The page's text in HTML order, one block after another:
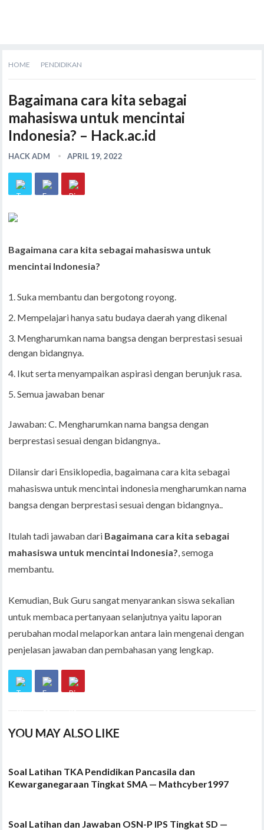
HOME PENDIDIKAN
Bagaimana cara kita sebagai
mahasiswa untuk mencintai
Indonesia? – Hack.ac.id
HACK ADM APRIL 19, 2022
Bagaimana cara kita sebagai mahasiswa untuk
mencintai Indonesia?
Suka membantu dan bergotong royong.
Mempelajari hanya satu budaya daerah yang dikenal
Mengharumkan nama bangsa dengan berprestasi sesuai
dengan bidangnya.
Ikut serta menyampaikan aspirasi dengan berunjuk rasa.
Semua jawaban benar
Jawaban: C. Mengharumkan nama bangsa dengan
berprestasi sesuai dengan bidangnya..
Dilansir dari Ensiklopedia, bagaimana cara kita sebagai
mahasiswa untuk mencintai indonesia mengharumkan nama
bangsa dengan berprestasi sesuai dengan bidangnya..
Itulah tadi jawaban dari Bagaimana cara kita sebagai
mahasiswa untuk mencintai Indonesia?, semoga
membantu.
Kemudian, Buk Guru sangat menyarankan siswa sekalian
untuk membaca pertanyaan selanjutnya yaitu laporan
perubahan modal melaporkan antara lain mengenai dengan
penjelasan jawaban dan pembahasan yang lengkap.
YOU MAY ALSO LIKE
Soal Latihan TKA Pendidikan Pancasila dan
Kewarganegaraan Tingkat SMA — Mathcyber1997
Soal Latihan dan Jawaban OSN-P IPS Tingkat SD —